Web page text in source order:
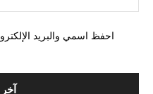
احفظ اسمي والبريد